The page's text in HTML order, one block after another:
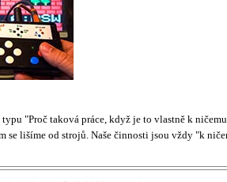
"Proč taková práce, když je to vlastně k
se lišíme od strojů. Naše činnosti jsou vždy "k